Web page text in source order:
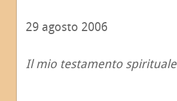
29 agosto 2006
Il mio testamento spirituale